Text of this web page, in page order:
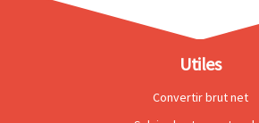
Utiles
Convertir brut net